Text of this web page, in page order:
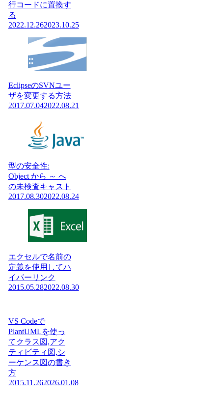
行コードに置換す
る
2022.12.262023.10.25
EclipseのSVNユー
ザを変更する方法
2017.07.042022.08.21
型の安全性:
Object から ～ へ
の未検査キャスト
2017.08.302022.08.24
エクセルで名前の
定義を使用してハ
イパーリンク
2015.05.282022.08.30
VS Codeで
PlantUMLを使っ
てクラス図,アク
ティビティ図,シ
ーケンス図の書き
方
2015.11.262026.01.08